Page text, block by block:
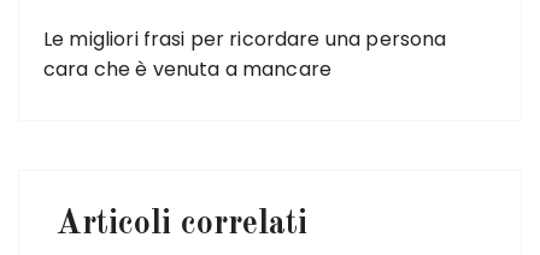
Le migliori frasi per ricordare una persona
cara che è venuta a mancare
Articoli correlati